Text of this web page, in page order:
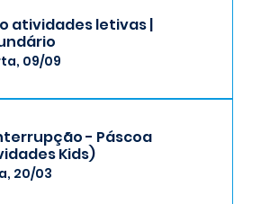
atividades letivas |
09/09
- Páscoa
Kids)
20/03